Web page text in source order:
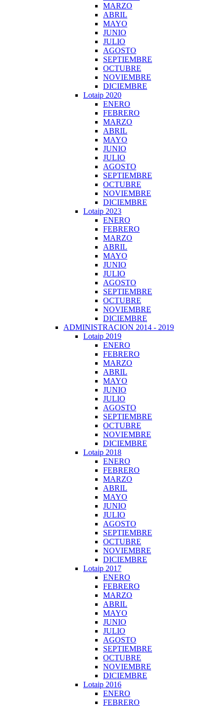
MARZO
ABRIL
MAYO
JUNIO
JULIO
AGOSTO
SEPTIEMBRE
OCTUBRE
NOVIEMBRE
DICIEMBRE
Lotaip 2020
ENERO
FEBRERO
MARZO
ABRIL
MAYO
JUNIO
JULIO
AGOSTO
SEPTIEMBRE
OCTUBRE
NOVIEMBRE
DICIEMBRE
Lotaip 2023
ENERO
FEBRERO
MARZO
ABRIL
MAYO
JUNIO
JULIO
AGOSTO
SEPTIEMBRE
OCTUBRE
NOVIEMBRE
DICIEMBRE
ADMINISTRACION 2014 - 2019
Lotaip 2019
ENERO
FEBRERO
MARZO
ABRIL
MAYO
JUNIO
JULIO
AGOSTO
SEPTIEMBRE
OCTUBRE
NOVIEMBRE
DICIEMBRE
Lotaip 2018
ENERO
FEBRERO
MARZO
ABRIL
MAYO
JUNIO
JULIO
AGOSTO
SEPTIEMBRE
OCTUBRE
NOVIEMBRE
DICIEMBRE
Lotaip 2017
ENERO
FEBRERO
MARZO
ABRIL
MAYO
JUNIO
JULIO
AGOSTO
SEPTIEMBRE
OCTUBRE
NOVIEMBRE
DICIEMBRE
Lotaip 2016
ENERO
FEBRERO